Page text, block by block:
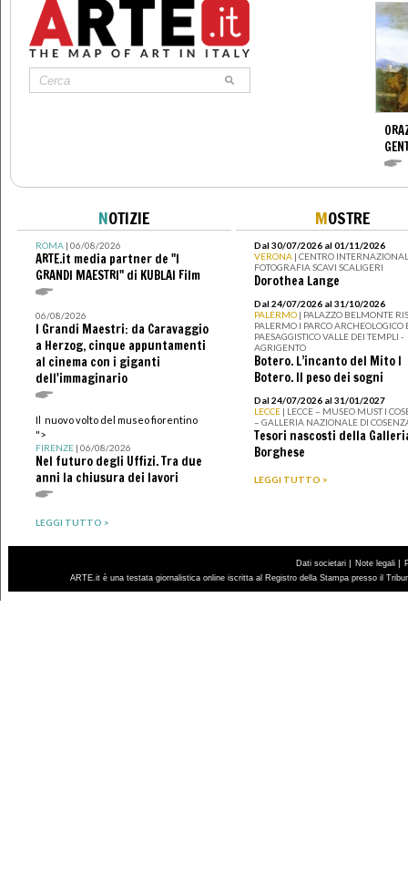
NOTIZIE
ROMA| 06/08/2026
ARTE.it media partner de "I
GRANDI MAESTRI" di KUBLAI Film
06/08/2026
I Grandi Maestri: da Caravaggio
a Herzog, cinque appuntamenti
al cinema con i giganti
dell'immaginario
Il nuovo volto del museo fiorentino
">
FIRENZE| 06/08/2026
Nel futuro degli Uffizi. Tra due
anni la chiusura dei lavori
LEGGI TUTTO >
MOSTRE
Dal 30/07/2026 al 01/11/2026
VERONA | CENTRO
FOTOGRAFIA SCAVI SCALIGERI
Dorothea Lange
Dal 24/07/2026 al 31/10/2026
PALERMO | PALAZZO BELMONTE
PALERMO I PARCO ARCHEOLOGICO
PAESAGGISTICO VALLE DEI TEMPLI -
AGRIGENTO
Botero. L’incanto del Mito I
Botero. Il peso dei sogni
Dal 24/07/2026 al 31/01/2027
LECCE | LECCE – MUSEO MUST I
– GALLERIA NAZIONALE DI
Tesori nascosti della
Borghese
LEGGI TUTTO >
Dati societari | Note legali |
ARTE.it è una testata giornalistica online iscritta al Registro della Stampa presso il